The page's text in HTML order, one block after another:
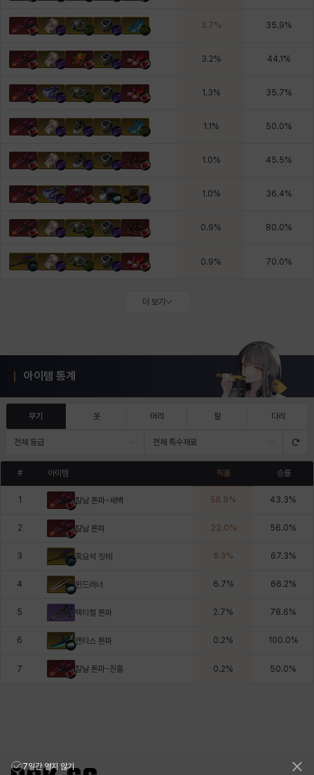
3.7% 35.9%
3.2% 44.1 %
1.3% 35.7%
1.1 % 50.0%
1.0% 45.5%
1.0% 36.4%
0.9% 80.0%
0.9% 70.0%
더 보기
아이템 통계
무기 옷 머리 팔 다리
전체 등급 전체 특수재료
# 아이템 픽률 승률
1 칼날 톤파-새벽 58.9% 43.3%
2 칼날 톤파 22.0% 56.0%
3 흑요석 짓테 9.3% 67.3%
4 윈드러너 6.7% 66.2%
5 택티컬 톤파 2.7% 78.6%
6 맨티스 톤파 0.2% 100.0%
7 칼날 톤파-진홍 0.2% 50.0%
7일간 열지 않기